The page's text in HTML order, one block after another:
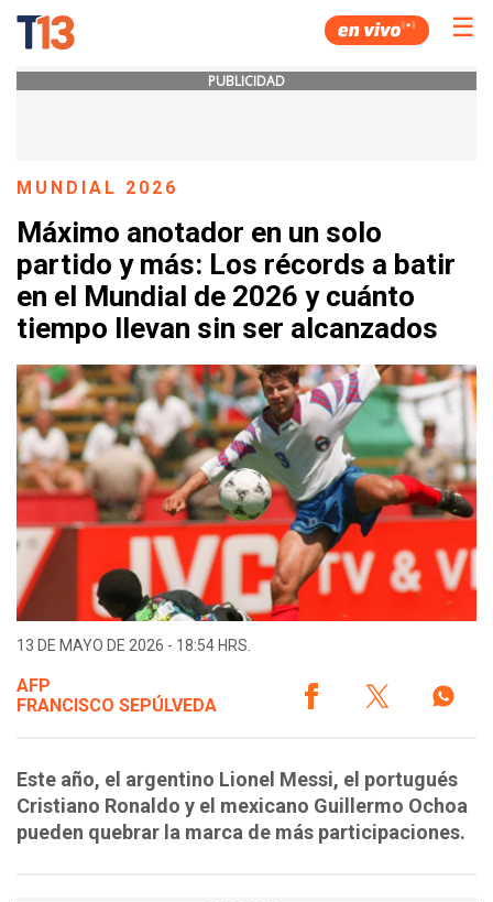
☰
PUBLICIDAD
MUNDIAL 2026
Máximo anotador en un solo
partido y más: Los récords a batir
en el Mundial de 2026 y cuánto
tiempo llevan sin ser alcanzados
13 DE MAYO DE 2026 - 18:54 HRS.
AFP
FRANCISCO SEPÚLVEDA
Este año, el argentino Lionel Messi, el portugués
Cristiano Ronaldo y el mexicano Guillermo Ochoa
pueden quebrar la marca de más participaciones.